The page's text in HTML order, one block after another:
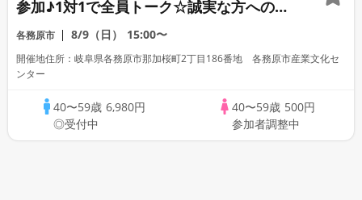
参加♪1対1で全員トーク☆誠実な方への婚
活パーティー
各務原市 8/9（日） 15:00〜
開催地住所：岐阜県各務原市那加桜町2丁目186番地 各務原市産業文化セ
ンター
40〜59歳 6,980円
◎受付中
40〜59歳 500円
参加者調整中